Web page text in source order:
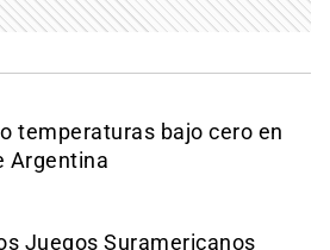
temperaturas bajo cero en
Argentina
Juegos Suramericanos